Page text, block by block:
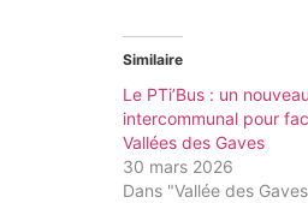
Similaire
Le PTi’Bus : un
intercommunal pour
Vallées des Gaves
30 mars 2026
Dans "Vallée des